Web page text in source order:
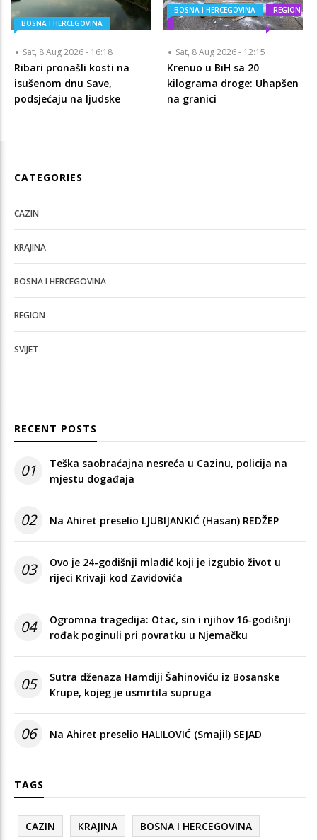
BOSNA I HERCEGOVINA
Sat, 8 Aug 2026 - 16:18
Ribari pronašli kosti na
isušenom dnu Save,
podsjećaju na ljudske
BOSNA I HERCEGOVINA REGION
Sat, 8 Aug 2026 - 12:15
Krenuo u BiH sa 20
kilograma droge: Uhapšen
na granici
CATEGORIES
CAZIN
KRAJINA
BOSNA I HERCEGOVINA
REGION
SVIJET
RECENT POSTS
01
Teška saobraćajna nesreća u Cazinu, policija na
mjestu događaja
02 Na Ahiret preselio LJUBIJANKIĆ (Hasan) REDŽEP
03
Ovo je 24-godišnji mladić koji je izgubio život u
rijeci Krivaji kod Zavidovića
04
Ogromna tragedija: Otac, sin i njihov 16-godišnji
rođak poginuli pri povratku u Njemačku
05
Sutra dženaza Hamdiji Šahinoviću iz Bosanske
Krupe, kojeg je usmrtila supruga
06 Na Ahiret preselio HALILOVIĆ (Smajil) SEJAD
TAGS
CAZIN KRAJINA BOSNA I HERCEGOVINA